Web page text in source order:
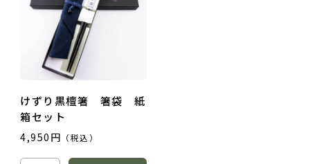
けずり黒檀箸 箸袋 紙
箱セット
4,950円 （税込）